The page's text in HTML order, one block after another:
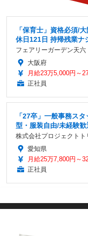
「保育士」資格必須/
休日121日 持帰残業ナ
フェアリーガーデン天六
大阪府
月給23万5,000円～
正社員
「27卒」一般事務ス
型・服装自由/未経験
株式会社プロジェクトト
愛知県
月給25万7,800円～
正社員